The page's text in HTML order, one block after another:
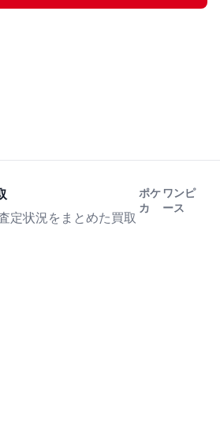
定状況をまとめた買取
ポケ
カ
ワンピ
ース